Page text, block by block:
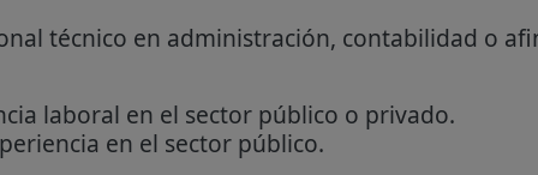
técnico en administración, contabilidad o
laboral en el sector público o privado.
en el sector público.